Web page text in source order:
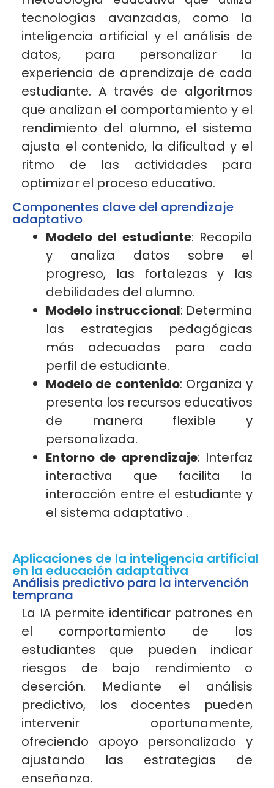
tecnologías avanzadas, como la
inteligencia artificial y el análisis de
datos, para personalizar la
experiencia de aprendizaje de cada
estudiante. A través de algoritmos
que analizan el comportamiento y el
rendimiento del alumno, el sistema
ajusta el contenido, la dificultad y el
ritmo de las actividades para
optimizar el proceso educativo.
Componentes clave del aprendizaje
adaptativo
Modelo del estudiante: Recopila
y analiza datos sobre el
progreso, las fortalezas y las
debilidades del alumno.
Modelo instruccional: Determina
las estrategias pedagógicas
más adecuadas para cada
perfil de estudiante.
Modelo de contenido: Organiza y
presenta los recursos educativos
de manera flexible y
personalizada.
Entorno de aprendizaje: Interfaz
interactiva que facilita la
interacción entre el estudiante y
el sistema adaptativo .
Aplicaciones de la inteligencia artificial
en la educación adaptativa
Análisis predictivo para la intervención
temprana
La IA permite identificar patrones en
el comportamiento de los
estudiantes que pueden indicar
riesgos de bajo rendimiento o
deserción. Mediante el análisis
predictivo, los docentes pueden
intervenir oportunamente,
ofreciendo apoyo personalizado y
ajustando las estrategias de
enseñanza.